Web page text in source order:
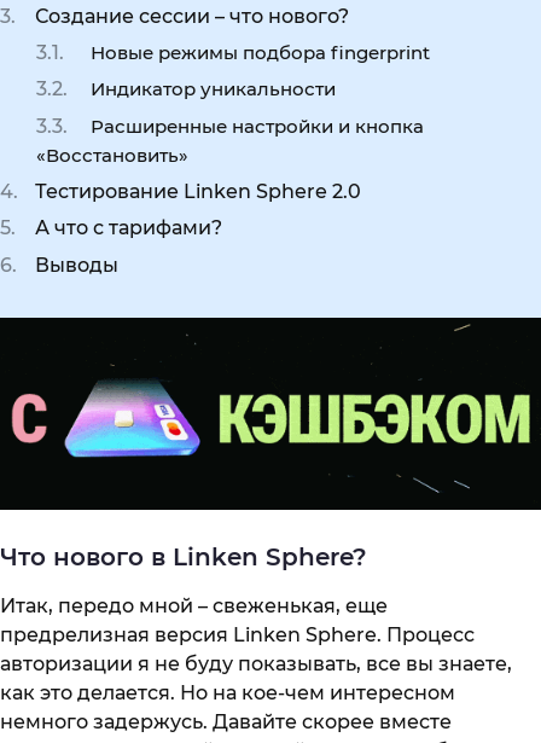
Создание сессии – что нового?
Новые режимы подбора fingerprint
Индикатор уникальности
Расширенные настройки и кнопка
«Восстановить»
Тестирование Linken Sphere 2.0
А что с тарифами?
Выводы
Что нового в Linken Sphere?
Итак, передо мной – свеженькая, еще
предрелизная версия Linken Sphere. Процесс
авторизации я не буду показывать, все вы знаете,
как это делается. Но на кое-чем интересном
немного задержусь. Давайте скорее вместе